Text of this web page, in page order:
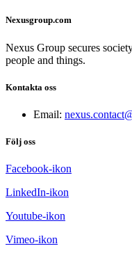
Nexusgroup.com
Nexus Group secures
people and things.
Kontakta oss
Email:
Följ oss
Facebook-ikon
LinkedIn-ikon
Youtube-ikon
Vimeo-ikon